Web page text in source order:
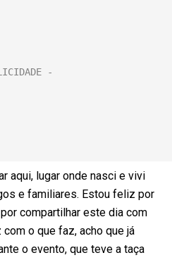
aqui, lugar onde nasci e vivi
e familiares. Estou feliz por
compartilhar este dia com
o que faz, acho que já
o evento, que teve a taça